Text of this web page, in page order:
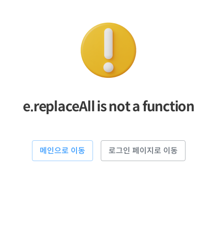
e.replaceAll is not a function
메인으로 이동 로그인 페이지로 이동